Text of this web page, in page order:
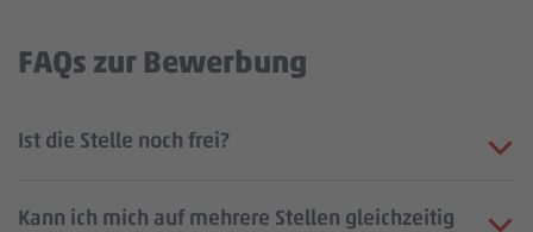
FAQs zur Bewerbung
Ist die Stelle noch frei?
Kann ich mich auf mehrere Stellen gleichzeitig